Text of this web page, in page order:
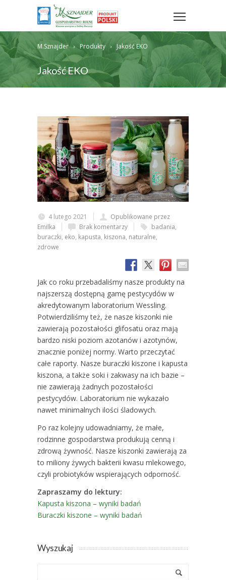
M.Sznajder Produkty Jakość EKO
Jakość EKO
4 lutego 2021
Opublikowane przez
Emilka
Brak komentarzy badania,
buraczki, eko, kapusta, kiszona, naturalne,
zdrowe
Jak co roku przebadaliśmy nasze produkty na
najszerszą dostępną gamę pestycydów w
akredytowanym laboratorium Wessling.
Potwierdziliśmy też, że nasze kiszonki nie
zawierają pozostałości glifosatu oraz mają
bardzo niski poziom azotanów i azotynów,
znacznie poniżej normy. Warto przeczytać
całe raporty. Nasze buraczki kiszone i kapusta
kiszona, a także soki i zakwasy na ich bazie –
nie zawierają żadnych pozostałości
pestycydów. Laboratorium nie wykazało
nawet minimalnych ilości śladowych.
Po raz kolejny udowadniamy, że małe,
rodzinne gospodarstwa produkują cenną i
zdrową żywność. Nasze kiszonki zawierają za
to miliony żywych bakterii kwasu mlekowego,
czyli probiotyków wspierających odporność.
Zapraszamy do lektury:
Kapusta kiszona – wyniki badań
Buraczki kiszone – wyniki badań
Wyszukaj